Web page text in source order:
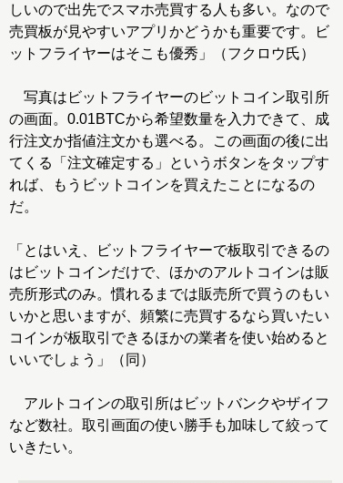
しいので出先でスマホ売買する人も多い。なので
売買板が見やすいアプリかどうかも重要です。ビ
ットフライヤーはそこも優秀」（フクロウ氏）
写真はビットフライヤーのビットコイン取引所
の画面。0.01BTCから希望数量を入力できて、成
行注文か指値注文かも選べる。この画面の後に出
てくる「注文確定する」というボタンをタップす
れば、もうビットコインを買えたことになるの
だ。
「とはいえ、ビットフライヤーで板取引できるの
はビットコインだけで、ほかのアルトコインは販
売所形式のみ。慣れるまでは販売所で買うのもい
いかと思いますが、頻繁に売買するなら買いたい
コインが板取引できるほかの業者を使い始めると
いいでしょう」（同）
アルトコインの取引所はビットバンクやザイフ
など数社。取引画面の使い勝手も加味して絞って
いきたい。